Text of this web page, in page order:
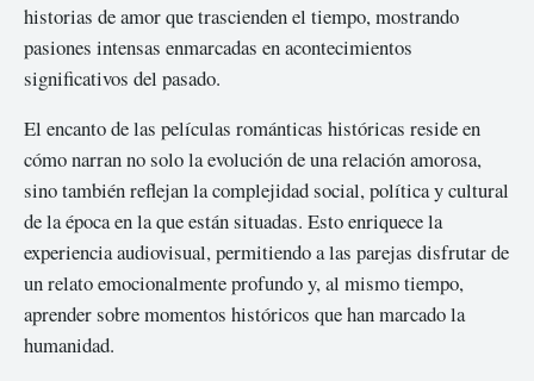
historias de amor que trascienden el tiempo, mostrando
pasiones intensas enmarcadas en acontecimientos
significativos del pasado.
El encanto de las películas románticas históricas reside en
cómo narran no solo la evolución de una relación amorosa,
sino también reflejan la complejidad social, política y cultural
de la época en la que están situadas. Esto enriquece la
experiencia audiovisual, permitiendo a las parejas disfrutar de
un relato emocionalmente profundo y, al mismo tiempo,
aprender sobre momentos históricos que han marcado la
humanidad.